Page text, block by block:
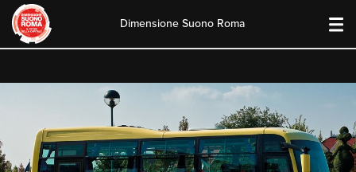
content
Dimensione Suono Roma